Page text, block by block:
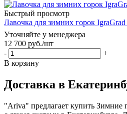
Быстрый просмотр
Лавочка для зимних горок
Уточняйте у менеджера
12 700 руб./шт
-
+
В корзину
Доставка в
"Ariva" предлагает купить Зимние